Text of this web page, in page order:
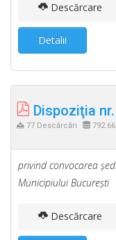
Descărcare
Detalii
Dispoziţia
77 Descărcări
privind convocarea
Municipiului Bucureşti
Descărcare